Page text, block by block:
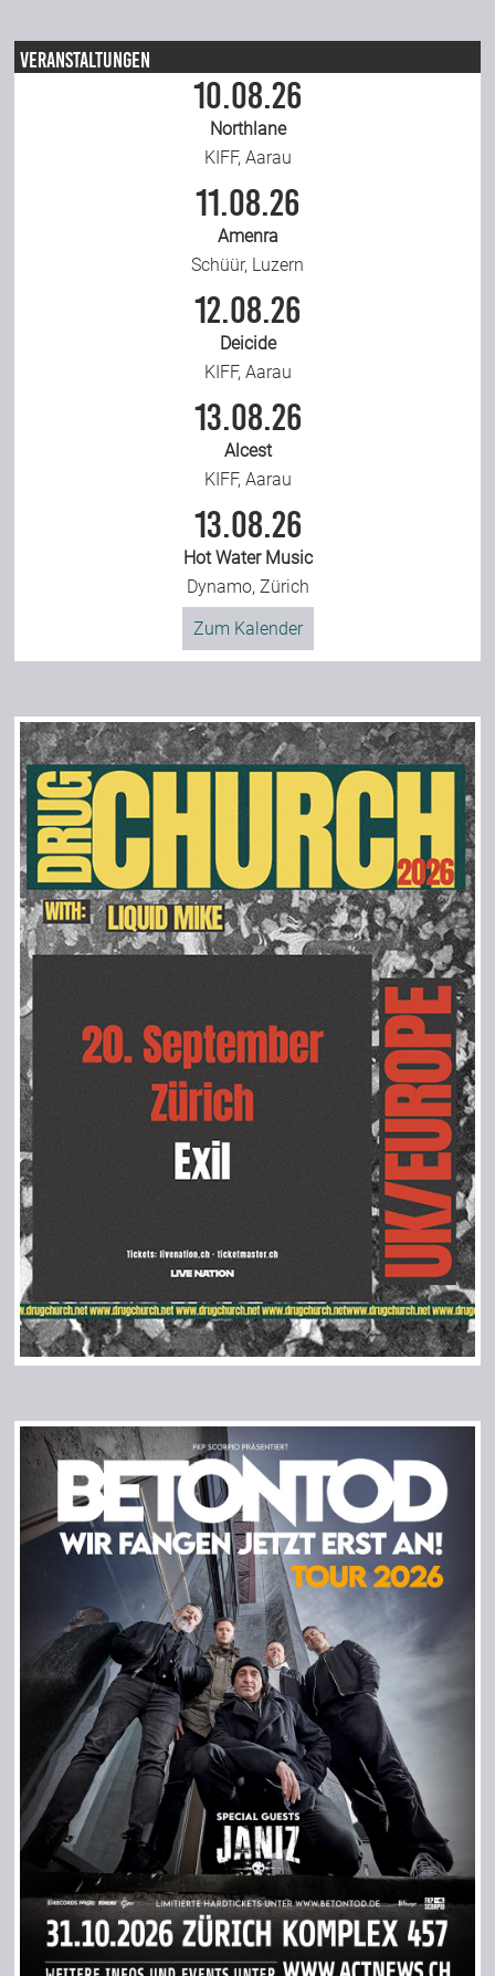
Veranstaltungen
10.08.26
Northlane
KIFF, Aarau
11.08.26
Amenra
Schüür, Luzern
12.08.26
Deicide
KIFF, Aarau
13.08.26
Alcest
KIFF, Aarau
13.08.26
Hot Water Music
Dynamo, Zürich
Zum Kalender